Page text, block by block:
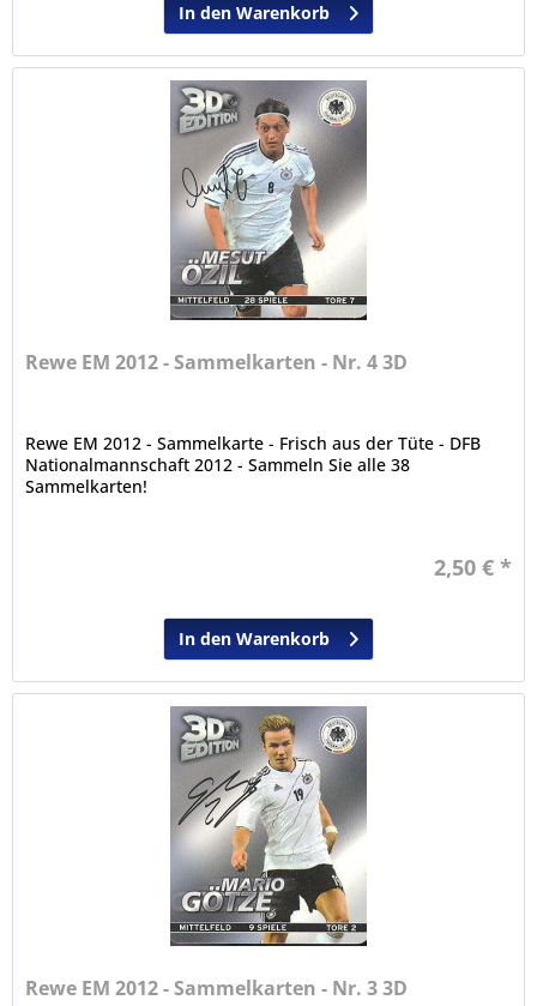
In den Warenkorb
Rewe EM 2012 - Sammelkarten - Nr. 4 3D
Rewe EM 2012 - Sammelkarte - Frisch aus der Tüte - DFB
Nationalmannschaft 2012 - Sammeln Sie alle 38
Sammelkarten!
2,50 € *
In den Warenkorb
Rewe EM 2012 - Sammelkarten - Nr. 3 3D